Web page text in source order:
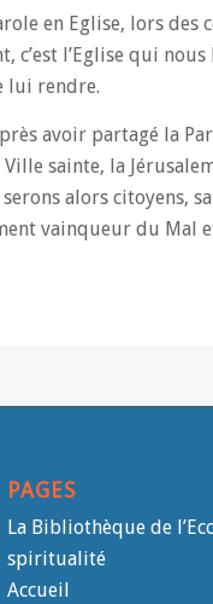
en Eglise, lors des
c’est l’Eglise qui
lui rendre.
avoir partagé la
sainte, la
alors citoyens,
vainqueur du Mal
PAGES
La Bibliothèque de
spiritualité
Accueil